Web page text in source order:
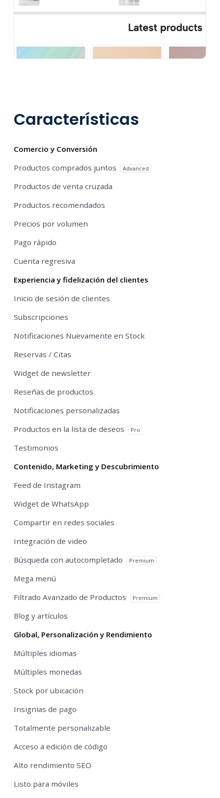
Características
Comercio y Conversión
Productos comprados juntos
Advanced
Productos de venta cruzada
Productos recomendados
Precios por volumen
Pago rápido
Cuenta regresiva
Experiencia y fidelización del clientes
Inicio de sesión de clientes
Subscripciones
Notificaciones Nuevamente en Stock
Reservas / Citas
Widget de newsletter
Reseñas de productos
Notificaciones personalizadas
Productos en la lista de deseos
Pro
Testimonios
Contenido, Marketing y Descubrimiento
Feed de Instagram
Widget de WhatsApp
Compartir en redes sociales
Integración de video
Búsqueda con autocompletado
Premium
Mega menú
Filtrado Avanzado de Productos
Premium
Blog y artículos
Global, Personalización y Rendimiento
Múltiples idiomas
Múltiples monedas
Stock por ubicación
Insignias de pago
Totalmente personalizable
Acceso a edición de código
Alto rendimiento SEO
Listo para móviles